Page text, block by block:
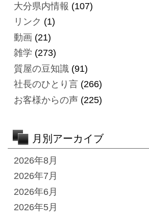
大分県内情報 (107)
リンク (1)
動画(21)
雑学 (273)
質屋の豆知識(91)
社長のひとり言(266)
お客様からの声(225)
月別アーカイブ
2026年8月
2026年7月
2026年6月
2026年5月